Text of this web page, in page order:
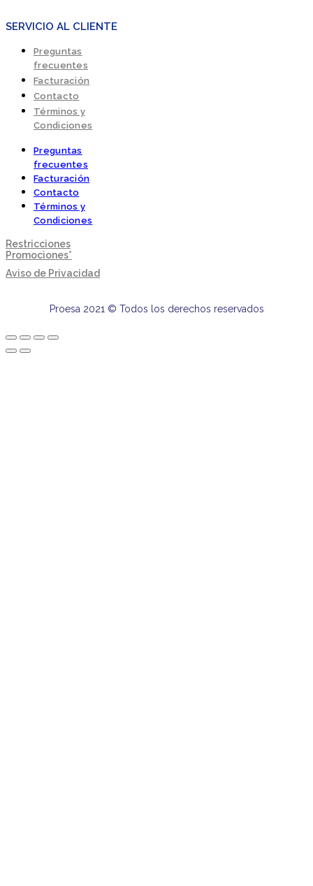
SERVICIO AL CLIENTE
Preguntas
frecuentes
Facturación
Contacto
Términos y
Condiciones
Preguntas
frecuentes
Facturación
Contacto
Términos y
Condiciones
Restricciones
Promociones*
Aviso de Privacidad
Proesa 2021 © Todos los derechos reservados